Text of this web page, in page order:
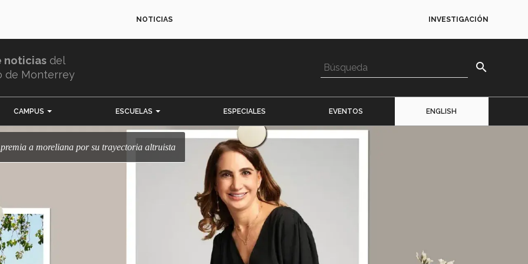
NOTICIAS INVESTIGACIÓN
noticias del
de Monterrey
search
CAMPUS ESCUELAS ESPECIALES EVENTOS ENGLISH
premia a moreliana por su trayectoria altruista